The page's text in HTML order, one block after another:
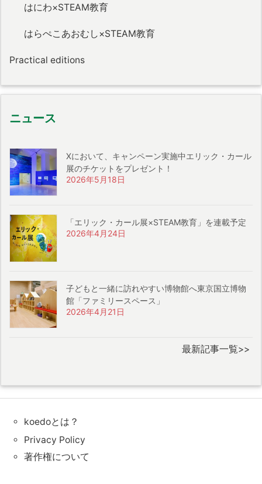
はにわ×STEAM教育
はらぺこあおむし×STEAM教育
Practical editions
ニュース
Xにおいて、キャンペーン実施中エリック・カール
展のチケットをプレゼント！
2026年5月18日
「エリック・カール展×STEAM教育」を連載予定
2026年4月24日
子どもと一緒に訪れやすい博物館へ東京国立博物
館「ファミリースペース」
2026年4月21日
最新記事一覧>>
koedoとは？
Privacy Policy
著作権について